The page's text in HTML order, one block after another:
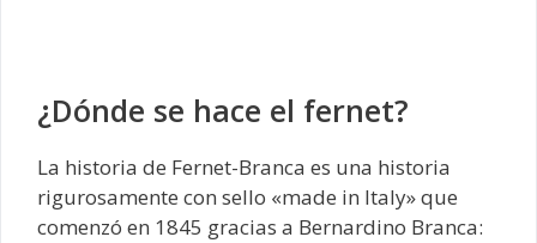
¿Dónde se hace el fernet?
La historia de Fernet-Branca es una historia
rigurosamente con sello «made in Italy» que
comenzó en 1845 gracias a Bernardino Branca: